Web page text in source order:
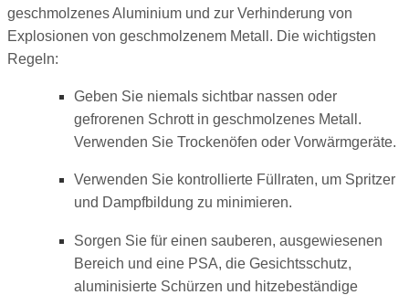
geschmolzenes Aluminium und zur Verhinderung von
Explosionen von geschmolzenem Metall. Die wichtigsten
Regeln:
Geben Sie niemals sichtbar nassen oder
gefrorenen Schrott in geschmolzenes Metall.
Verwenden Sie Trockenöfen oder Vorwärmgeräte.
Verwenden Sie kontrollierte Füllraten, um Spritzer
und Dampfbildung zu minimieren.
Sorgen Sie für einen sauberen, ausgewiesenen
Bereich und eine PSA, die Gesichtsschutz,
aluminisierte Schürzen und hitzebeständige